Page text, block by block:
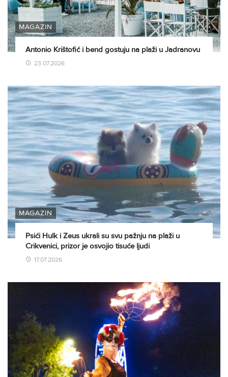
MAGAZIN
Antonio Krištofić i bend gostuju na plaži u Jadranovu
23.07.2026
MAGAZIN
Psići Hulk i Zeus ukrali su svu pažnju na plaži u
Crikvenici, prizor je osvojio tisuće ljudi
17.07.2026